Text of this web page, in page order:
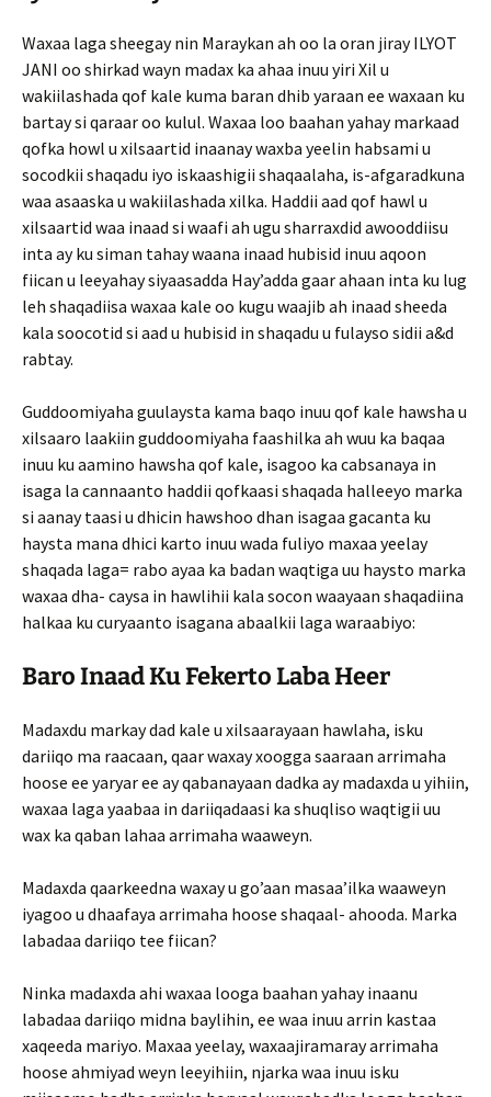
Waxaa laga sheegay nin Maraykan ah oo la oran jiray ILYOT
JANI oo shirkad wayn madax ka ahaa inuu yiri Xil u
wakiilashada qof kale kuma baran dhib yaraan ee waxaan ku
bartay si qaraar oo kulul. Waxaa loo baahan yahay markaad
qofka howl u xilsaartid inaanay waxba yeelin habsami u
socodkii shaqadu iyo iskaashigii shaqaalaha, is-afgaradkuna
waa asaaska u wakiilashada xilka. Haddii aad qof hawl u
xilsaartid waa inaad si waafi ah ugu sharraxdid awooddiisu
inta ay ku siman tahay waana inaad hubisid inuu aqoon
fiican u leeyahay siyaasadda Hay’adda gaar ahaan inta ku lug
leh shaqadiisa waxaa kale oo kugu waajib ah inaad sheeda
kala soocotid si aad u hubisid in shaqadu u fulayso sidii a&d
rabtay.
Guddoomiyaha guulaysta kama baqo inuu qof kale hawsha u
xilsaaro laakiin guddoomiyaha faashilka ah wuu ka baqaa
inuu ku aamino hawsha qof kale, isagoo ka cabsanaya in
isaga la cannaanto haddii qofkaasi shaqada halleeyo marka
si aanay taasi u dhicin hawshoo dhan isagaa gacanta ku
haysta mana dhici karto inuu wada fuliyo maxaa yeelay
shaqada laga= rabo ayaa ka badan waqtiga uu haysto marka
waxaa dha- caysa in hawlihii kala socon waayaan shaqadiina
halkaa ku curyaanto isagana abaalkii laga waraabiyo:
Baro Inaad Ku Fekerto Laba Heer
Madaxdu markay dad kale u xilsaarayaan hawlaha, isku
dariiqo ma raacaan, qaar waxay xoogga saaraan arrimaha
hoose ee yaryar ee ay qabanayaan dadka ay madaxda u yihiin,
waxaa laga yaabaa in dariiqadaasi ka shuqliso waqtigii uu
wax ka qaban lahaa arrimaha waaweyn.
Madaxda qaarkeedna waxay u go’aan masaa’ilka waaweyn
iyagoo u dhaafaya arrimaha hoose shaqaal- ahooda. Marka
labadaa dariiqo tee fiican?
Ninka madaxda ahi waxaa looga baahan yahay inaanu
labadaa dariiqo midna baylihin, ee waa inuu arrin kastaa
xaqeeda mariyo. Maxaa yeelay, waxaajiramaray arrimaha
hoose ahmiyad weyn leeyihiin, njarka waa inuu isku